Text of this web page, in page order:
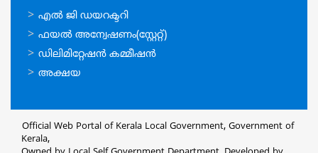
ഉപയോഗപ്രദമായ
കണ്ണികള്‍
എല്‍ ജി ഡയറക്ടറി
ഫയല്‍ അന്വേഷണം(സ്റ്റേറ്റ്)
ഡിലിമിറ്റേഷന്‍ കമ്മീഷന്‍
അക്ഷയ
Official Web Portal of Kerala Local Government, Government of
Kerala,